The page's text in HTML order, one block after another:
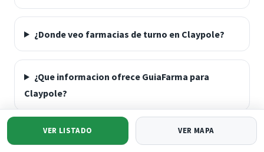
¿Donde veo farmacias de turno en Claypole?
¿Que informacion ofrece GuiaFarma para
Claypole?
VER LISTADO VER MAPA